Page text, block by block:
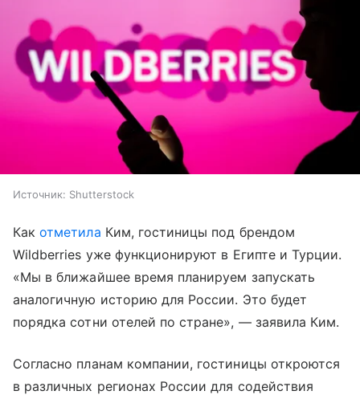
Источник: Shutterstock
Какотметила Ким, гостиницы под брендом
Wildberries уже функционируют в Египте и Турции.
«Мы в ближайшее время планируем запускать
аналогичную историю для России. Это будет
порядка сотни отелей по стране», — заявила Ким.
Согласно планам компании, гостиницы откроются
в различных регионах России для содействия